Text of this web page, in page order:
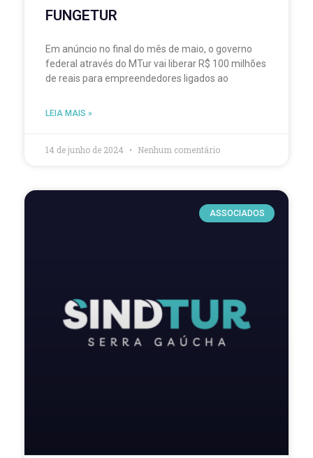
FUNGETUR
Em anúncio no final do mês de maio, o governo
federal através do MTur vai liberar R$ 100 milhões
de reais para empreendedores ligados ao
LEIA MAIS »
14 de junho de 2024 Nenhum comentário
ASSOCIADOS